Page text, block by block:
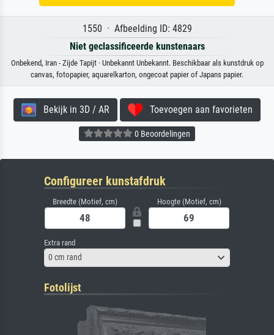
1550 · Afbeelding ID: 4829
Niet geclassificeerde kunstenaars
Onbekend, Iran - Zijde Tapijt · Unbekannt Unbekannt. Beschikbaar als kunstdruk op
canvas, fotopapier, aquarelkarton, ongecoat papier of Japans papier.
Bekijk in 3D / AR Toevoegen aan favorieten
0 Beoordelingen
Configureer kunstafdruk
Breedte (Motief, cm) Hoogte (Motief, cm)
Extra rand
0 cm rand
Fotolijst